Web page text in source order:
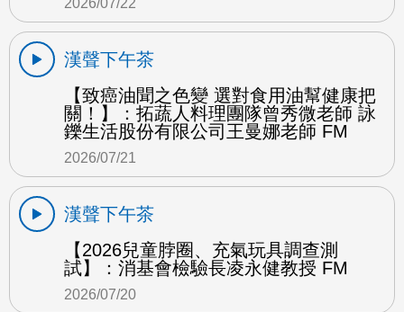
2026/07/22
漢聲下午茶
【致癌油聞之色變 選對食用油幫健康把
關！】：拓蔬人料理團隊曾秀微老師 詠
鑠生活股份有限公司王曼娜老師 FM
2026/07/21
漢聲下午茶
【2026兒童脖圈、充氣玩具調查測
試】：消基會檢驗長凌永健教授 FM
2026/07/20